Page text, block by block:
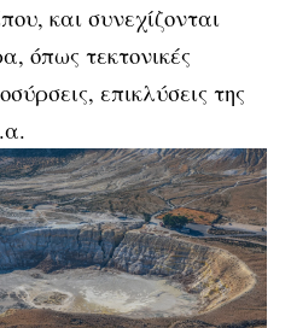
και συνεχίζονται
όπως τεκτονικές
επικλύσεις της